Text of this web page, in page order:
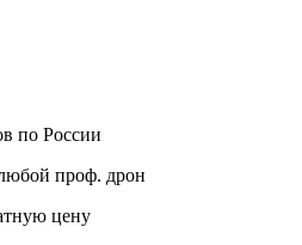
по России
проф. дрон
цену